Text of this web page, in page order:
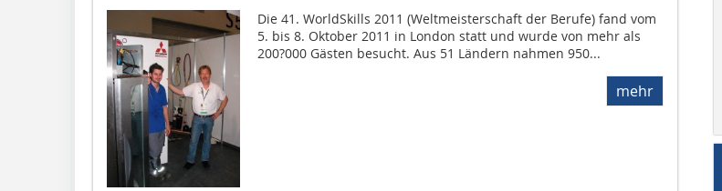
Die 41. WorldSkills 2011 (Weltmeisterschaft der Berufe) fand vom
5. bis 8. Oktober 2011 in London statt und wurde von mehr als
200?000 Gästen besucht. Aus 51 Ländern nahmen 950...
mehr